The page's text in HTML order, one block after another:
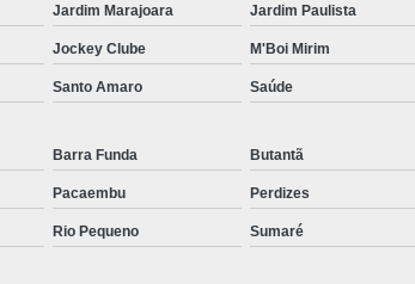
Nano
Nano
Nano
Pigmentação Capilar 3d
Pigmentação Capilar em
Jardim Marajoara Jardim Paulista
Jockey Clube M'Boi Mirim
Santo Amaro Saúde
Barra Funda Butantã
Pacaembu Perdizes
Rio Pequeno Sumaré